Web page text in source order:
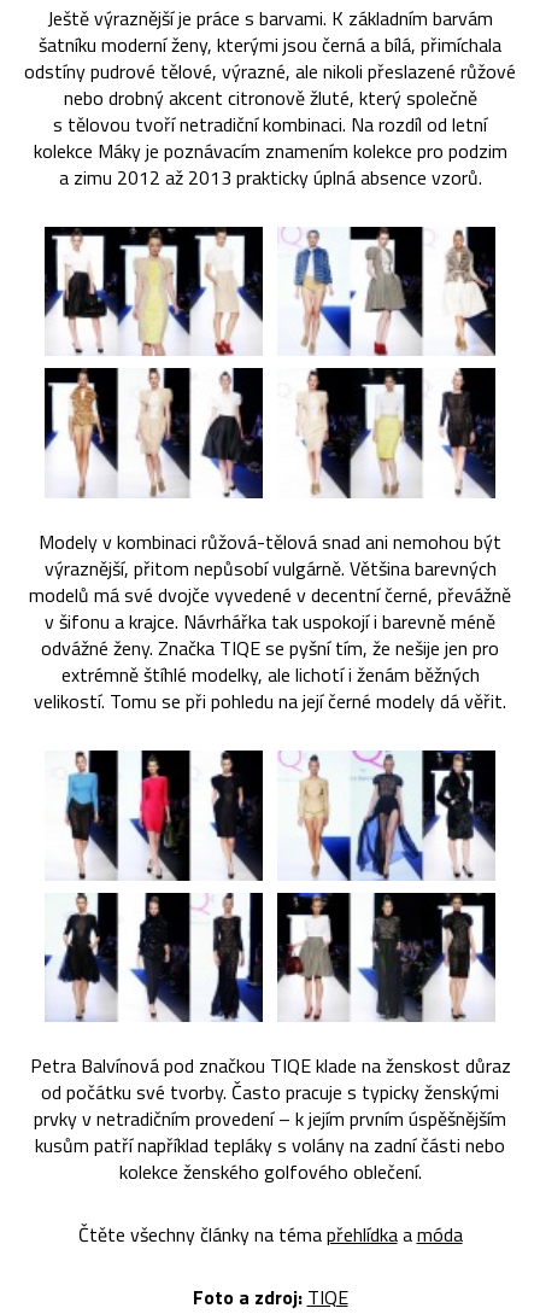
Ještě výraznější je práce s barvami. K základním barvám
šatníku moderní ženy, kterými jsou černá a bílá, přimíchala
odstíny pudrové tělové, výrazné, ale nikoli přeslazené růžové
nebo drobný akcent citronově žluté, který společně
s tělovou tvoří netradiční kombinaci. Na rozdíl od letní
kolekce Máky je poznávacím znamením kolekce pro podzim
a zimu 2012 až 2013 prakticky úplná absence vzorů.
Modely v kombinaci růžová-tělová snad ani nemohou být
výraznější, přitom nepůsobí vulgárně. Většina barevných
modelů má své dvojče vyvedené v decentní černé, převážně
v šifonu a krajce. Návrhářka tak uspokojí i barevně méně
odvážné ženy. Značka TIQE se pyšní tím, že nešije jen pro
extrémně štíhlé modelky, ale lichotí i ženám běžných
velikostí. Tomu se při pohledu na její černé modely dá věřit.
Petra Balvínová pod značkou TIQE klade na ženskost důraz
od počátku své tvorby. Často pracuje s typicky ženskými
prvky v netradičním provedení – k jejím prvním úspěšnějším
kusům patří například tepláky s volány na zadní části nebo
kolekce ženského golfového oblečení.
Čtěte všechny články na témapřehlídkaamóda
Foto a zdroj: TIQE